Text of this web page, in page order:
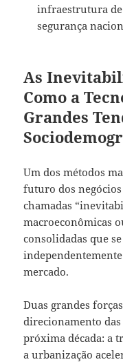
infraestrutura
segurança
As
Como a
Grandes
Um dos métodos
futuro dos
chamadas
macroeconômicas
consolidadas que
mercado.
Duas grandes
direcionamento
próxima década: a
a urbanização